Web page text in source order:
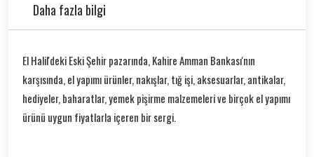
Daha fazla bilgi
El Halil'deki Eski Şehir pazarında, Kahire Amman Bankası'nın
karşısında, el yapımı ürünler, nakışlar, tığ işi, aksesuarlar, antikalar,
hediyeler, baharatlar, yemek pişirme malzemeleri ve birçok el yapımı
ürünü uygun fiyatlarla içeren bir sergi.